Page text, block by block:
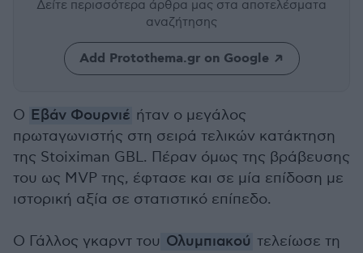
Δείτε περισσότερα άρθρα μας στα αποτελέσματα
αναζήτησης
Add Protothema.gr on Google
Ο Εβάν Φουρνιέ ήταν ο μεγάλος
πρωταγωνιστής στη σειρά τελικών κατάκτηση
της Stoiximan GBL. Πέραν όμως της βράβευσης
του ως MVP της, έφτασε και σε μία επίδοση με
ιστορική αξία σε στατιστικό επίπεδο.
Ο Γάλλος γκαρντ του Ολυμπιακού τελείωσε τη